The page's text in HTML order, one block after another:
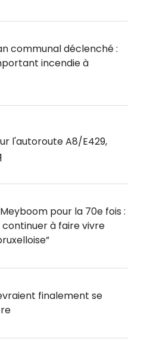
communal déclenché :
incendie à
l'autoroute A8/E429,
pour la 70e fois :
à faire vivre
finalement se